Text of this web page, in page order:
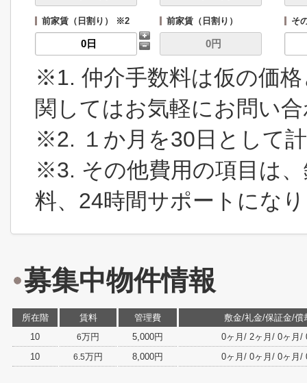
前家賃（日割り） ※2 前家賃（日割り） そ
※1. 仲介手数料は仮の価
関してはお気軽にお問い
※2. １か月を30日として
※3. その他費用の項目は
料、24時間サポートにな
募集中物件情報
所在階 賃料 管理費
敷金/礼金/保証金/償
10
6万円 5,000円
0ヶ月/ 2ヶ月/ 0ヶ月/
10
6.5万円 8,000円 0ヶ月/ 0ヶ月/ 0ヶ月/